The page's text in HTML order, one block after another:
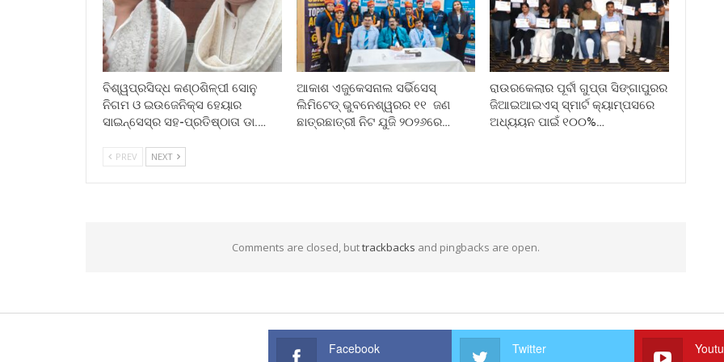
ବିଶ୍ୱପ୍ରସିଦ୍ଧ କଣ୍ଠଶିଳ୍ପୀ ସୋନୁ
ନିଗମ ଓ ଇଉଜେନିକ୍ସ ହେୟାର
ସାଇନ୍ସେସ୍ର ସହ-ପ୍ରତିଷ୍ଠାତା ଡା.…
ଆକାଶ ଏଜୁକେସନାଲ ସର୍ଭିସେସ୍
ଲିମିଟେଡ୍ ଭୁବନେଶ୍ୱରର ୧୧ ଜଣ
ଛାତ୍ରଛାତ୍ରୀ ନିଟ ଯୁଜି ୨୦୨୬ରେ…
ରାଉରକେଲାର ପୂର୍ବୀ ଗୁପ୍ତା ସିଙ୍ଗାପୁରର
ଜିଆଇଆଇଏସ୍ ସ୍ମାର୍ଟ କ୍ୟାମ୍ପସରେ
ଅଧ୍ୟୟନ ପାଇଁ ୧୦୦%…
PREV NEXT
Comments are closed, buttrackbacks and pingbacks are open.
Facebook Twitter